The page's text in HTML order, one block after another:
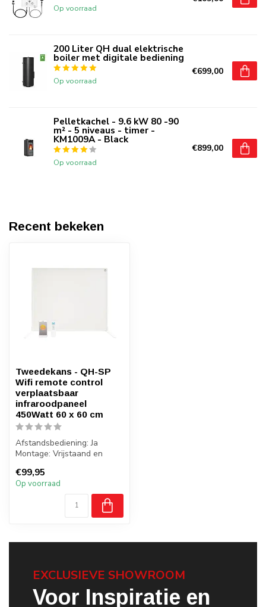
Op voorraad
200 Liter QH dual elektrische
boiler met digitale bediening
Op voorraad
€699,00
Pelletkachel - 9.6 kW 80 -90
m² - 5 niveaus - timer -
KM1009A - Black
Op voorraad
€899,00
Recent bekeken
Tweedekans - QH-SP
Wifi remote control
verplaatsbaar
infraroodpaneel
450Watt 60 x 60 cm
Afstandsbediening: Ja
Montage: Vrijstaand en
Wifi: Ja
Badkamer: ...
€99,95
Op voorraad
EXCLUSIEVE SHOWROOM
Voor Inspiratie en